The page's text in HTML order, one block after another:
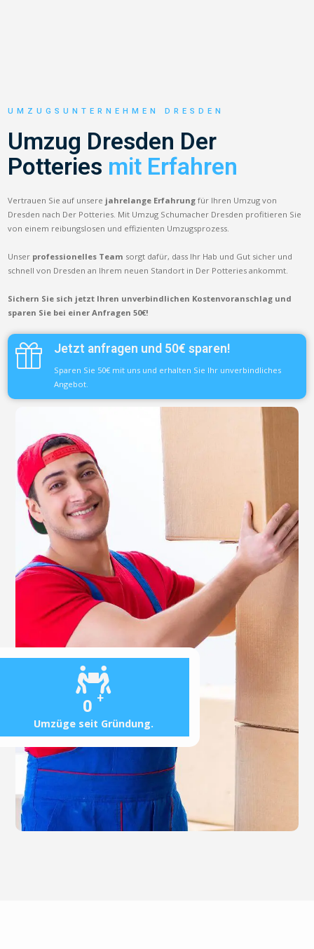
0 +
Umzüge seit Gründung.
UMZUGSUNTERNEHMEN DRESDEN
Umzug Dresden Der
Potteries mit Erfahren
Vertrauen Sie auf unsere jahrelange Erfahrung für Ihren Umzug von
Dresden nach Der Potteries. Mit Umzug Schumacher Dresden profitieren Sie
von einem reibungslosen und effizienten Umzugsprozess.
Unser professionelles Team sorgt dafür, dass Ihr Hab und Gut sicher und
schnell von Dresden an Ihrem neuen Standort in Der Potteries ankommt.
Sichern Sie sich jetzt Ihren unverbindlichen Kostenvoranschlag und
sparen Sie bei einer Anfragen 50€!
Jetzt anfragen und 50€ sparen!
Sparen Sie 50€ mit uns und erhalten Sie Ihr unverbindliches
Angebot.